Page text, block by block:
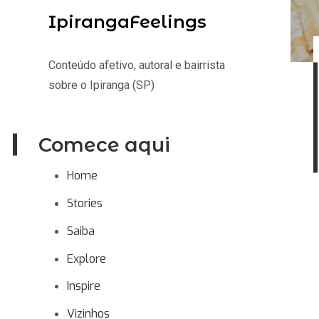
IpirangaFeelings
Conteúdo afetivo, autoral e bairrista
sobre o Ipiranga (SP)
Comece aqui
Home
Stories
Saiba
Explore
Inspire
Vizinhos